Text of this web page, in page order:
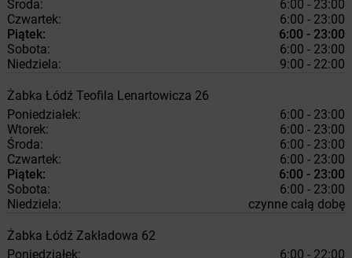
Środa:
6:00 - 23:00
Czwartek:
6:00 - 23:00
Piątek:
6:00 - 23:00
Sobota:
6:00 - 23:00
Niedziela:
9:00 - 22:00
Żabka Łódź Teofila Lenartowicza 26
Poniedziałek:
6:00 - 23:00
Wtorek:
6:00 - 23:00
Środa:
6:00 - 23:00
Czwartek:
6:00 - 23:00
Piątek:
6:00 - 23:00
Sobota:
6:00 - 23:00
Niedziela:
czynne całą dobę
Żabka Łódź Zakładowa 62
Poniedziałek:
6:00 - 22:00